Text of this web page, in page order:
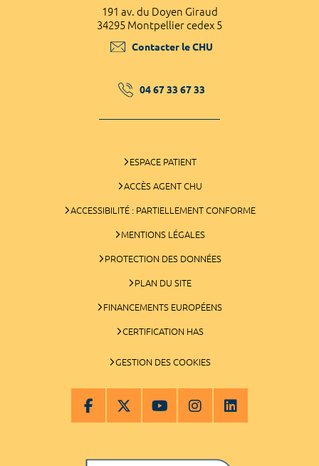
191 av. du Doyen Giraud
34295 Montpellier cedex 5
Contacter le CHU
04 67 33 67 33
ESPACE PATIENT
ACCÈS AGENT CHU
ACCESSIBILITÉ : PARTIELLEMENT CONFORME
MENTIONS LÉGALES
PROTECTION DES DONNÉES
PLAN DU SITE
FINANCEMENTS EUROPÉENS
CERTIFICATION HAS
GESTION DES COOKIES